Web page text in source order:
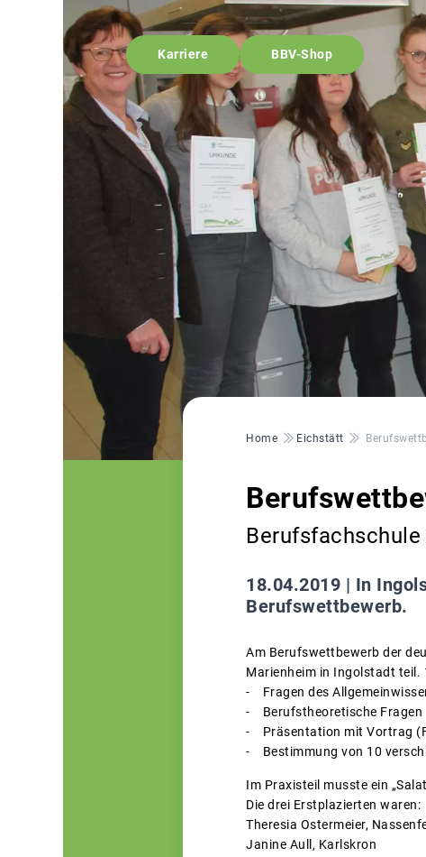
Karriere BBV-Shop
Pfadnavigation
Home Eichstätt
18.04.2019 | In
Berufswettbewerb.
Am Berufswettbewerb der
Marienheim in Ingolstadt teil.
- Fragen des
- Berufstheoretische Fragen
- Präsentation mit Vortrag
- Bestimmung von 10
Im Praxisteil musste ein
Die drei Erstplazierten waren:
Theresia Ostermeier,
Janine Aull, Karlskron